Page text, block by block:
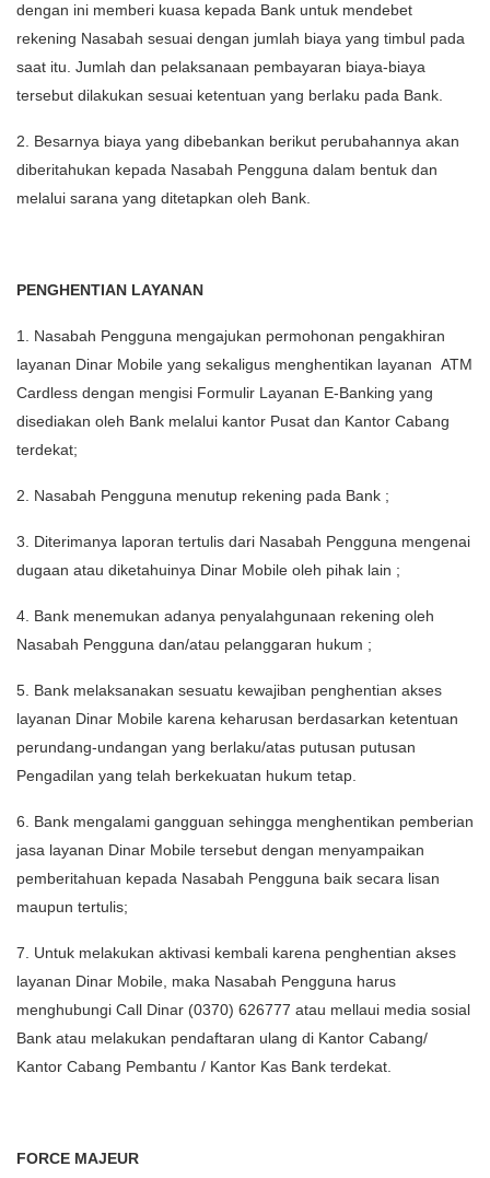
dengan ini memberi kuasa kepada Bank untuk mendebet
rekening Nasabah sesuai dengan jumlah biaya yang timbul pada
saat itu. Jumlah dan pelaksanaan pembayaran biaya-biaya
tersebut dilakukan sesuai ketentuan yang berlaku pada Bank.
2. Besarnya biaya yang dibebankan berikut perubahannya akan
diberitahukan kepada Nasabah Pengguna dalam bentuk dan
melalui sarana yang ditetapkan oleh Bank.
PENGHENTIAN LAYANAN
1. Nasabah Pengguna mengajukan permohonan pengakhiran
layanan Dinar Mobile yang sekaligus menghentikan layanan ATM
Cardless dengan mengisi Formulir Layanan E-Banking yang
disediakan oleh Bank melalui kantor Pusat dan Kantor Cabang
terdekat;
2. Nasabah Pengguna menutup rekening pada Bank ;
3. Diterimanya laporan tertulis dari Nasabah Pengguna mengenai
dugaan atau diketahuinya Dinar Mobile oleh pihak lain ;
4. Bank menemukan adanya penyalahgunaan rekening oleh
Nasabah Pengguna dan/atau pelanggaran hukum ;
5. Bank melaksanakan sesuatu kewajiban penghentian akses
layanan Dinar Mobile karena keharusan berdasarkan ketentuan
perundang-undangan yang berlaku/atas putusan putusan
Pengadilan yang telah berkekuatan hukum tetap.
6. Bank mengalami gangguan sehingga menghentikan pemberian
jasa layanan Dinar Mobile tersebut dengan menyampaikan
pemberitahuan kepada Nasabah Pengguna baik secara lisan
maupun tertulis;
7. Untuk melakukan aktivasi kembali karena penghentian akses
layanan Dinar Mobile, maka Nasabah Pengguna harus
menghubungi Call Dinar (0370) 626777 atau mellaui media sosial
Bank atau melakukan pendaftaran ulang di Kantor Cabang/
Kantor Cabang Pembantu / Kantor Kas Bank terdekat.
FORCE MAJEUR